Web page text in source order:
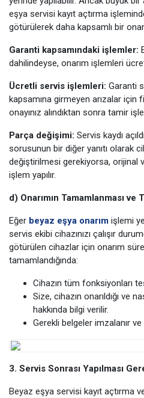
eşya servisi kayıt açtırma
götürülerek daha kapsamlı bir
Garanti kapsamındaki işlemler:
dahilindeyse, onarım işlemleri
Ücretli servis işlemleri: Garanti
kapsamına girmeyen arızalar için
onayınız alındıktan sonra tamir
Parça değişimi: Servis kaydı
sorusunun bir diğer yanıtı olarak
değiştirilmesi gerekiyorsa, orijinal
işlem yapılır.
d) Onarımın Tamamlanması ve
Eğer beyaz eşya onarım işlemi
servis ekibi cihazınızı çalışır
götürülen cihazlar için onarım
tamamlandığında:
Cihazın tüm fonksiyonları
Size, cihazın onarıldığı ve
hakkında bilgi verilir.
Gerekli belgeler imzalanır
3. Servis Sonrası Yapılması
Beyaz eşya servisi kayıt açtırma